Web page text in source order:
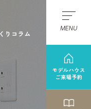
MENU
モデルハウス
ご来場予約
りコラム